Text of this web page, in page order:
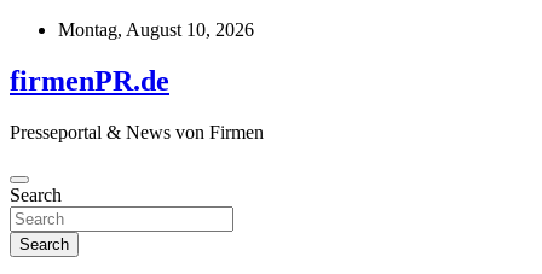
Skip
content
Montag, August 10, 2026
firmenPR.de
Presseportal & News von Firmen
Search
Search